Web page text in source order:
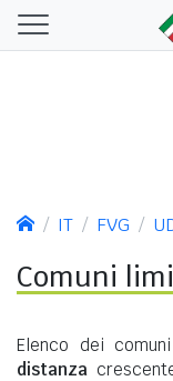
IT FVG
Comuni
Elenco dei
distanza